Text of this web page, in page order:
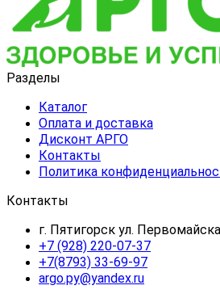
Разделы
Каталог
Оплата и доставка
Дисконт АРГО
Контакты
Политика
Контакты
г. Пятигорск ул.
+7 (928) 220-07-37
+7(8793) 33-69-97
argo.py@yandex.ru